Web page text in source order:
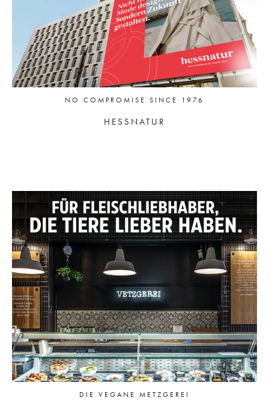
NO COMPROMISE SINCE 1976
HESSNATUR
DIE VEGANE METZGEREI